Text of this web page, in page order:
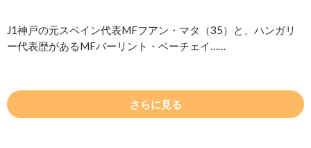
J1神戸の元スペイン代表MFフアン・マタ（35）と、ハンガリ
ー代表歴があるMFバーリント・ベーチェイ……
さらに見る